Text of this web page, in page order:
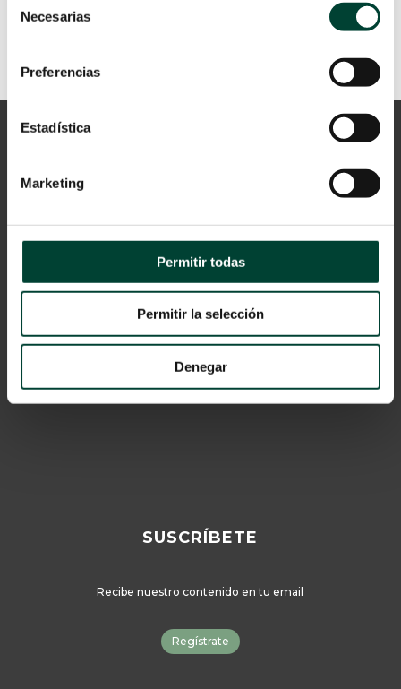
Necesarias
Preferencias
Estadística
Marketing
Permitir todas
Permitir la selección
Denegar
Aviso Legal
Cookies
© 2024 Vygon España
SUSCRÍBETE
Recibe nuestro contenido en tu email
Regístrate